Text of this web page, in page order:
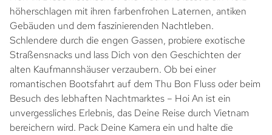
höherschlagen mit ihren farbenfrohen Laternen, antiken
Gebäuden und dem faszinierenden Nachtleben.
Schlendere durch die engen Gassen, probiere exotische
Straßensnacks und lass Dich von den Geschichten der
alten Kaufmannshäuser verzaubern. Ob bei einer
romantischen Bootsfahrt auf dem Thu Bon Fluss oder beim
Besuch des lebhaften Nachtmarktes – Hoi An ist ein
unvergessliches Erlebnis, das Deine Reise durch Vietnam
bereichern wird. Pack Deine Kamera ein und halte die